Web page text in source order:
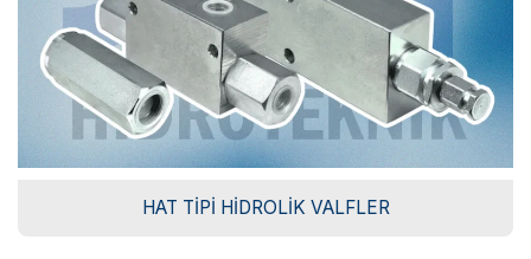
HAT TIPI HIDROLIK VALFLER